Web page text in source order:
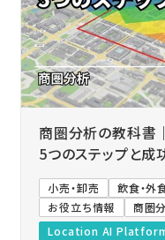
商圏分析の教科書
5つのステップと成
小売・卸売 飲食・外
お役立ち情報
商圏
Location AI